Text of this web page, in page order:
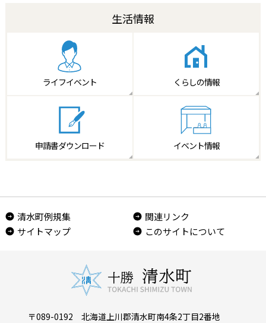
生活情報
ライフイベント くらしの情報
申請書ダウンロード イベント情報
清水町例規集
関連リンク
サイトマップ
このサイトについて
〒089-0192 北海道上川郡清水町南4条2丁目2番地